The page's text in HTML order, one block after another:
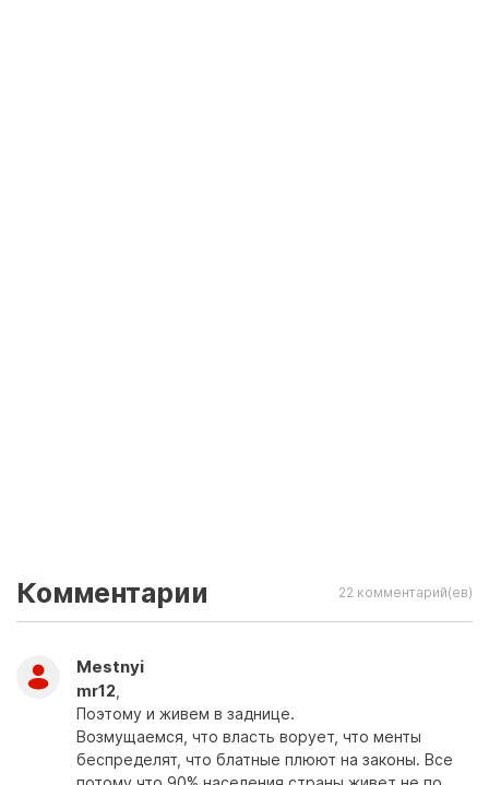
Комментарии 22 комментарий(ев)
Mestnyi
mr12
Поэтому и живем в заднице.
Возмущаемся, что власть ворует, что менты
беспределят, что блатные плюют на законы. Все